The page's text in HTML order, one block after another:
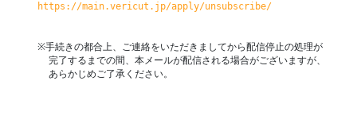
https://main.vericut.jp/apply/unsubscribe/
※手続きの都合上、ご連絡をいただきましてから配信停止の処理が
   完了するまでの間、本メールが配信される場合がございますが、
   あらかじめご了承ください。